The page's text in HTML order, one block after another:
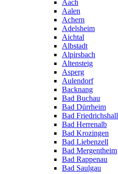
Aach
Aalen
Achern
Adelsheim
Aichtal
Albstadt
Alpirsbach
Altensteig
Asperg
Aulendorf
Backnang
Bad Buchau
Bad Dürrheim
Bad Friedrichshall
Bad Herrenalb
Bad Krozingen
Bad Liebenzell
Bad Mergentheim
Bad Rappenau
Bad Saulgau